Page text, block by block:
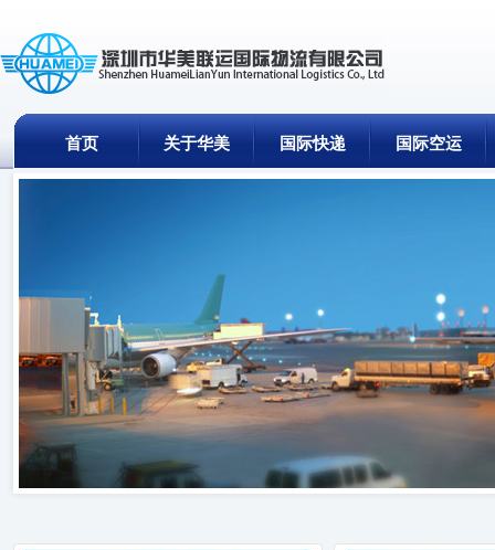
首页 关于华美 国际快递 国际空运